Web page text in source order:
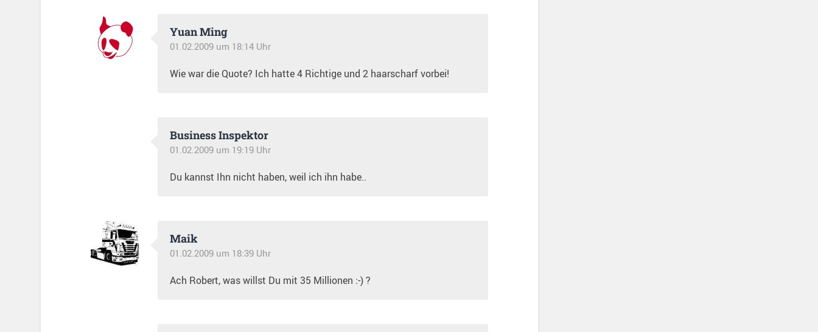
Yuan Ming
01.02.2009 um 18:14 Uhr
Wie war die Quote? Ich hatte 4 Richtige und 2 haarscharf vorbei!
Business Inspektor
01.02.2009 um 19:19 Uhr
Du kannst Ihn nicht haben, weil ich ihn habe..
Maik
01.02.2009 um 18:39 Uhr
Ach Robert, was willst Du mit 35 Millionen :-) ?